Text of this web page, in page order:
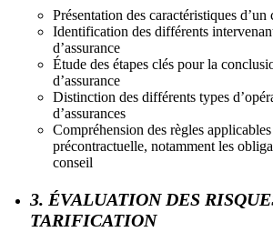
Présentation des caractéristiques d’un
Identification des différents
d’assurance
Étude des étapes clés pour la
d’assurance
Distinction des différents types
d’assurances
Compréhension des règles
précontractuelle, notamment les
conseil
3. ÉVALUATION DES
TARIFICATION